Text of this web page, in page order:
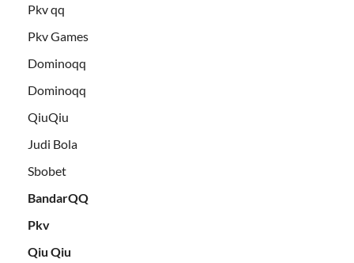
Pkv qq
Pkv Games
Dominoqq
Dominoqq
QiuQiu
Judi Bola
Sbobet
BandarQQ
Pkv
Qiu Qiu